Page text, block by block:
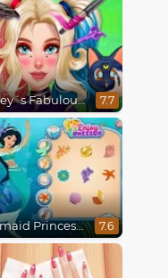
Hailey´s Fabulous Hairstyle Challenge 7.7
Mermaid Princesses 7.6